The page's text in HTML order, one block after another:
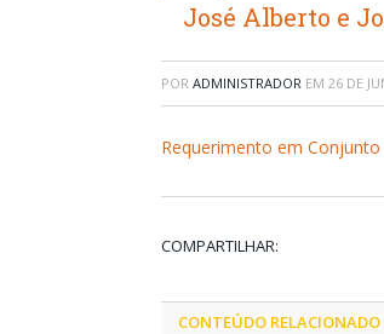
José Alberto e
POR ADMINISTRADOR EM 26 DE
Requerimento em Conjunto
COMPARTILHAR:
CONTEÚDO RELACIONADO